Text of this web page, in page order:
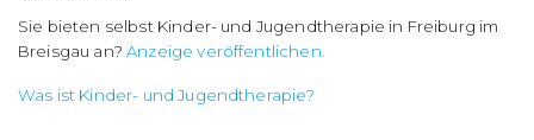
Sie bieten selbst Kinder- und Jugendtherapie in Freiburg im
Breisgau an?Anzeige veröffentlichen.
Was ist Kinder- und Jugendtherapie?